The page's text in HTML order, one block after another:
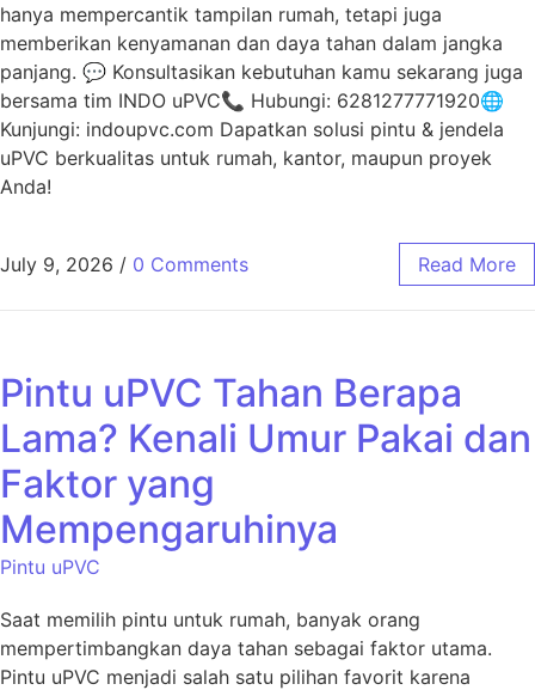
hanya mempercantik tampilan rumah, tetapi juga
memberikan kenyamanan dan daya tahan dalam jangka
panjang. 💬 Konsultasikan kebutuhan kamu sekarang juga
bersama tim INDO uPVC📞 Hubungi: 6281277771920🌐
Kunjungi: indoupvc.com Dapatkan solusi pintu & jendela
uPVC berkualitas untuk rumah, kantor, maupun proyek
Anda!
July 9, 2026 / 0 Comments Read More
Pintu uPVC Tahan Berapa
Lama? Kenali Umur Pakai dan
Faktor yang
Mempengaruhinya
Pintu uPVC
Saat memilih pintu untuk rumah, banyak orang
mempertimbangkan daya tahan sebagai faktor utama.
Pintu uPVC menjadi salah satu pilihan favorit karena